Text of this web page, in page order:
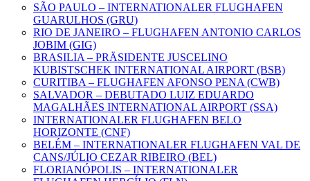
SÃO PAULO – INTERNATIONALER FLUGHAFEN
GUARULHOS (GRU)
RIO DE JANEIRO – FLUGHAFEN ANTONIO CARLOS
JOBIM (GIG)
BRASILIA – PRÄSIDENTE JUSCELINO
KUBISTSCHEK INTERNATIONAL AIRPORT (BSB)
CURITIBA – FLUGHAFEN AFONSO PENA (CWB)
SALVADOR – DEBUTADO LUIZ EDUARDO
MAGALHÃES INTERNATIONAL AIRPORT (SSA)
INTERNATIONALER FLUGHAFEN BELO
HORIZONTE (CNF)
BELÉM – INTERNATIONALER FLUGHAFEN VAL DE
CANS/JÚLIO CEZAR RIBEIRO (BEL)
FLORIANÓPOLIS – INTERNATIONALER